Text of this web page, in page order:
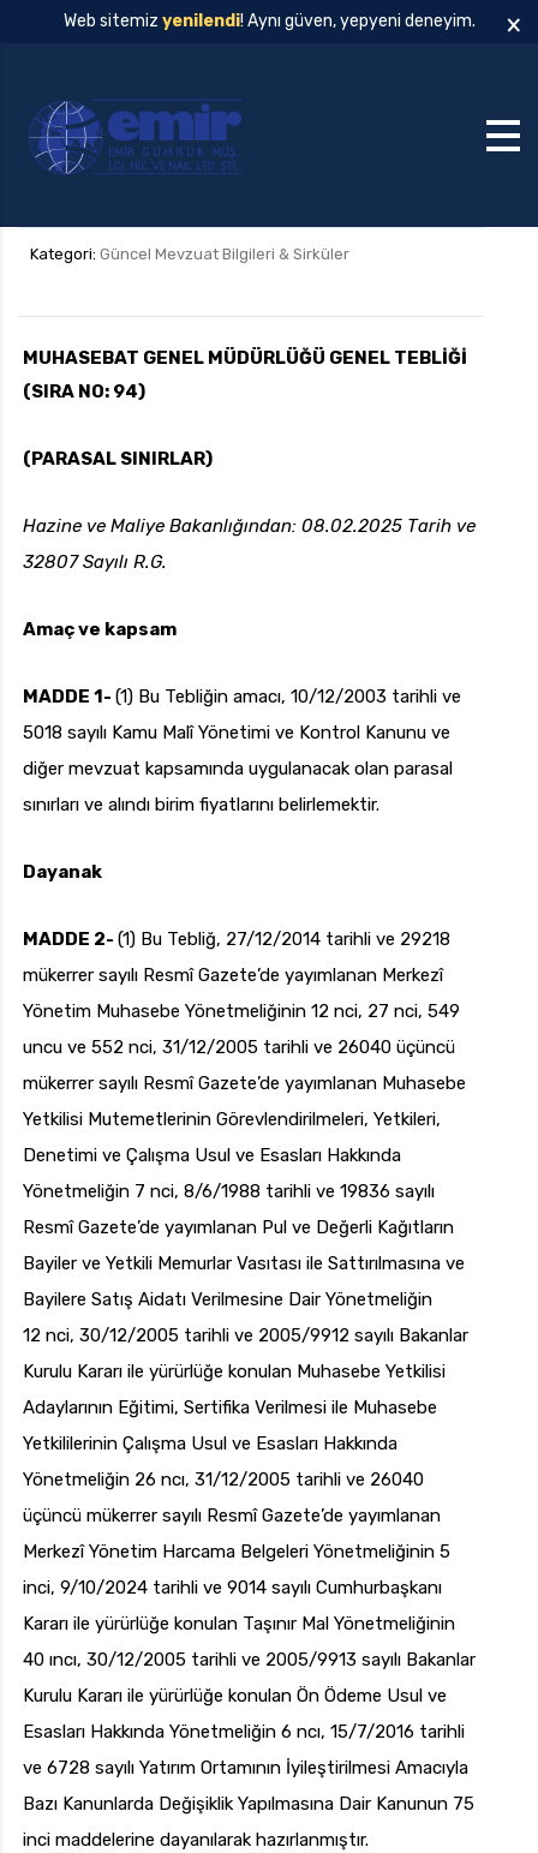
Web sitemiz yenilendi! Aynı güven, yepyeni deneyim. ×
Kategori: Güncel Mevzuat Bilgileri & Sirküler
MUHASEBAT GENEL MÜDÜRLÜĞÜ GENEL TEBLİĞİ
(SIRA NO: 94)
(PARASAL SINIRLAR)
Hazine ve Maliye Bakanlığından: 08.02.2025 Tarih ve
32807 Sayılı R.G.
Amaç ve kapsam
MADDE 1- (1) Bu Tebliğin amacı, 10/12/2003 tarihli ve
5018 sayılı Kamu Malî Yönetimi ve Kontrol Kanunu ve
diğer mevzuat kapsamında uygulanacak olan parasal
sınırları ve alındı birim fiyatlarını belirlemektir.
Dayanak
MADDE 2- (1) Bu Tebliğ, 27/12/2014 tarihli ve 29218
mükerrer sayılı Resmî Gazete’de yayımlanan Merkezî
Yönetim Muhasebe Yönetmeliğinin 12 nci, 27 nci, 549
uncu ve 552 nci, 31/12/2005 tarihli ve 26040 üçüncü
mükerrer sayılı Resmî Gazete’de yayımlanan Muhasebe
Yetkilisi Mutemetlerinin Görevlendirilmeleri, Yetkileri,
Denetimi ve Çalışma Usul ve Esasları Hakkında
Yönetmeliğin 7 nci, 8/6/1988 tarihli ve 19836 sayılı
Resmî Gazete’de yayımlanan Pul ve Değerli Kağıtların
Bayiler ve Yetkili Memurlar Vasıtası ile Sattırılmasına ve
Bayilere Satış Aidatı Verilmesine Dair Yönetmeliğin
12 nci, 30/12/2005 tarihli ve 2005/9912 sayılı Bakanlar
Kurulu Kararı ile yürürlüğe konulan Muhasebe Yetkilisi
Adaylarının Eğitimi, Sertifika Verilmesi ile Muhasebe
Yetkililerinin Çalışma Usul ve Esasları Hakkında
Yönetmeliğin 26 ncı, 31/12/2005 tarihli ve 26040
üçüncü mükerrer sayılı Resmî Gazete’de yayımlanan
Merkezî Yönetim Harcama Belgeleri Yönetmeliğinin 5
inci, 9/10/2024 tarihli ve 9014 sayılı Cumhurbaşkanı
Kararı ile yürürlüğe konulan Taşınır Mal Yönetmeliğinin
40 ıncı, 30/12/2005 tarihli ve 2005/9913 sayılı Bakanlar
Kurulu Kararı ile yürürlüğe konulan Ön Ödeme Usul ve
Esasları Hakkında Yönetmeliğin 6 ncı, 15/7/2016 tarihli
ve 6728 sayılı Yatırım Ortamının İyileştirilmesi Amacıyla
Bazı Kanunlarda Değişiklik Yapılmasına Dair Kanunun 75
inci maddelerine dayanılarak hazırlanmıştır.